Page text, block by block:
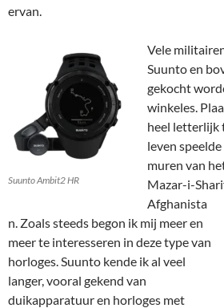
ervan.
Suunto Ambit2 HR
Vele
Suunto en
gekocht
winkeles.
heel letterlijk
leven
muren van
Mazar-i-
Afghanista
n. Zoals steeds begon ik mij meer en
meer te interesseren in deze type van
horloges. Suunto kende ik al veel
langer, vooral gekend van
duikapparatuur en horloges met